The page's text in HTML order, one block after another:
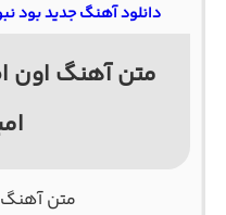
دانلود آهنگ جدید بود
متن آهنگ اون
متن آهنگ